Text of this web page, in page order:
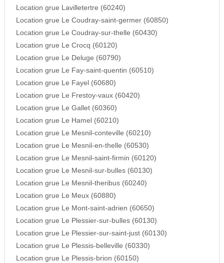
Location grue Lavilletertre (60240)
Location grue Le Coudray-saint-germer (60850)
Location grue Le Coudray-sur-thelle (60430)
Location grue Le Crocq (60120)
Location grue Le Deluge (60790)
Location grue Le Fay-saint-quentin (60510)
Location grue Le Fayel (60680)
Location grue Le Frestoy-vaux (60420)
Location grue Le Gallet (60360)
Location grue Le Hamel (60210)
Location grue Le Mesnil-conteville (60210)
Location grue Le Mesnil-en-thelle (60530)
Location grue Le Mesnil-saint-firmin (60120)
Location grue Le Mesnil-sur-bulles (60130)
Location grue Le Mesnil-theribus (60240)
Location grue Le Meux (60880)
Location grue Le Mont-saint-adrien (60650)
Location grue Le Plessier-sur-bulles (60130)
Location grue Le Plessier-sur-saint-just (60130)
Location grue Le Plessis-belleville (60330)
Location grue Le Plessis-brion (60150)